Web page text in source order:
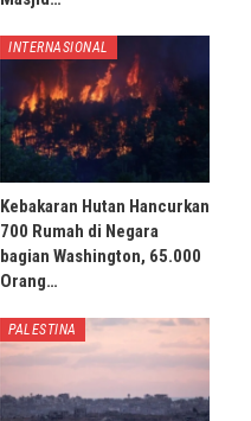
INTERNASIONAL
Kebakaran Hutan Hancurkan
700 Rumah di Negara
bagian Washington, 65.000
Orang…
PALESTINA